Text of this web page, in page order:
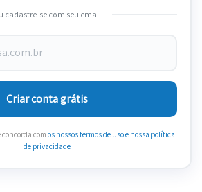
cadastre-se com seu email
Criar conta grátis
com os nossos termos de usoe nossa política
de privacidade